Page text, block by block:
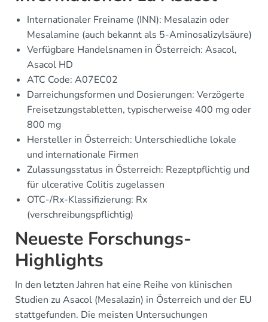
Internationaler Freiname (INN): Mesalazin oder
Mesalamine (auch bekannt als 5-Aminosalizylsäure)
Verfügbare Handelsnamen in Österreich: Asacol,
Asacol HD
ATC Code: A07EC02
Darreichungsformen und Dosierungen: Verzögerte
Freisetzungstabletten, typischerweise 400 mg oder
800 mg
Hersteller in Österreich: Unterschiedliche lokale
und internationale Firmen
Zulassungsstatus in Österreich: Rezeptpflichtig und
für ulcerative Colitis zugelassen
OTC-/Rx-Klassifizierung: Rx
(verschreibungspflichtig)
Neueste Forschungs-
Highlights
In den letzten Jahren hat eine Reihe von klinischen
Studien zu Asacol (Mesalazin) in Österreich und der EU
stattgefunden. Die meisten Untersuchungen